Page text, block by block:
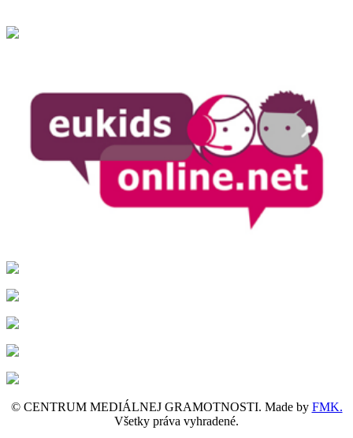
© CENTRUM MEDIÁLNEJ GRAMOTNOSTI. Made by FMK.
Všetky práva vyhradené.